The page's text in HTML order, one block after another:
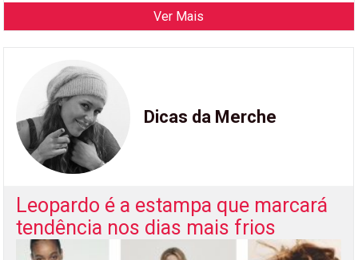
Ver Mais
Dicas da Merche
Leopardo é a estampa que marcará
tendência nos dias mais frios